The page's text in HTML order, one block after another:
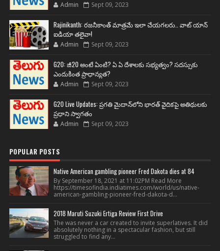
Admin Sept 09, 2023
Rajinikanth: రజనీకాంత్ మాత్రమే ఇలా చేయగలరు.. వాట్ యాన్
ఐడియా తలైవా!
Admin Sept 09, 2023
G20: జీ20 అంటే ఏంటి? ఏ ఏ దేశాలకు సభ్యత్వం? సదస్సుకు
ఎందుకింత ప్రాధాన్యత?
Admin Sept 09, 2023
G20 Live Updates: ప్రగతి మైదాన్‌లోని భారత్ వైదికపై అతిథులకు
ప్రధాని స్వాగతం
Admin Sept 09, 2023
POPULAR POSTS
Native American gambling pioneer Fred Dakota dies at 84
By September 18, 2021 at 11:02PM Read More
https://timesofindia.indiatimes.com/world/us/native-
american-gambling-pioneer-fred-dakota-d...
2018 Maruti Suzuki Ertiga Review First Drive
The was never a car created to invite superlatives. It did
absolutely nothing in a spectacular fashion, but still
struggled to find any...